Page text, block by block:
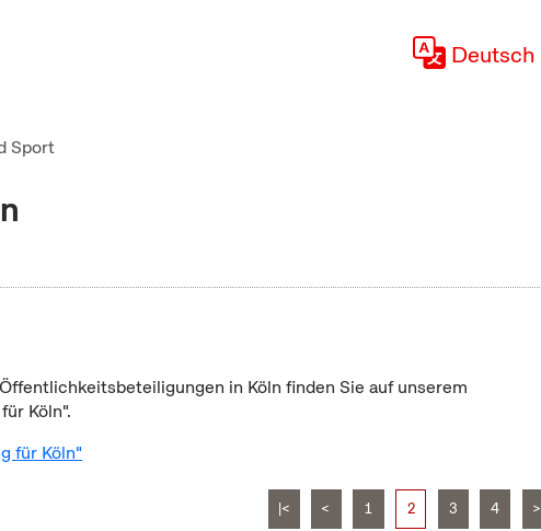
Deutsch
Sport
in Köln finden Sie auf unserem
Köln".
für Köln"
|< < 1 2 3 4 >